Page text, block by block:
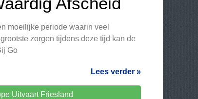
moeilijke periode waarin veel
zorgen tijdens deze tijd kan de
Go
Lees verder »
Uitvaart Friesland